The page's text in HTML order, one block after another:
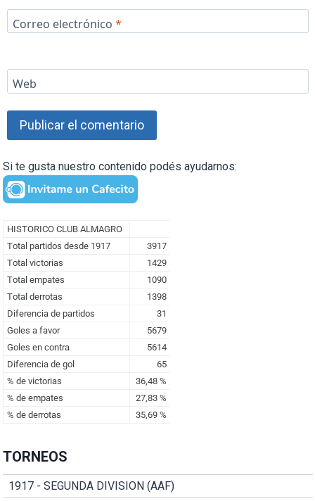
Correo electrónico *
Web
Si te gusta nuestro contenido podés ayudarnos:
TORNEOS
1917 - SEGUNDA DIVISION (AAF)